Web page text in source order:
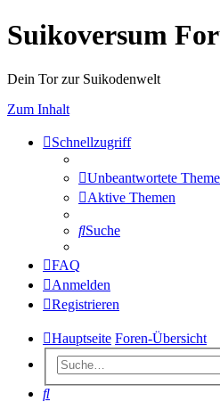
Suikoversum
Dein Tor zur Suikodenwelt
Zum Inhalt
Schnellzugriff
Unbeantwortete
Aktive Themen
Suche
FAQ
Anmelden
Registrieren
Hauptseite Foren-Übersicht
Suche